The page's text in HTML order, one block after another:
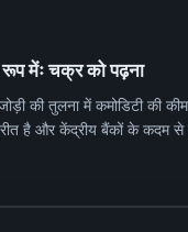
मेंः चक्र को पढ़ना
की तुलना में कमोडिटी की
है और केंद्रीय बैंकों के कदम